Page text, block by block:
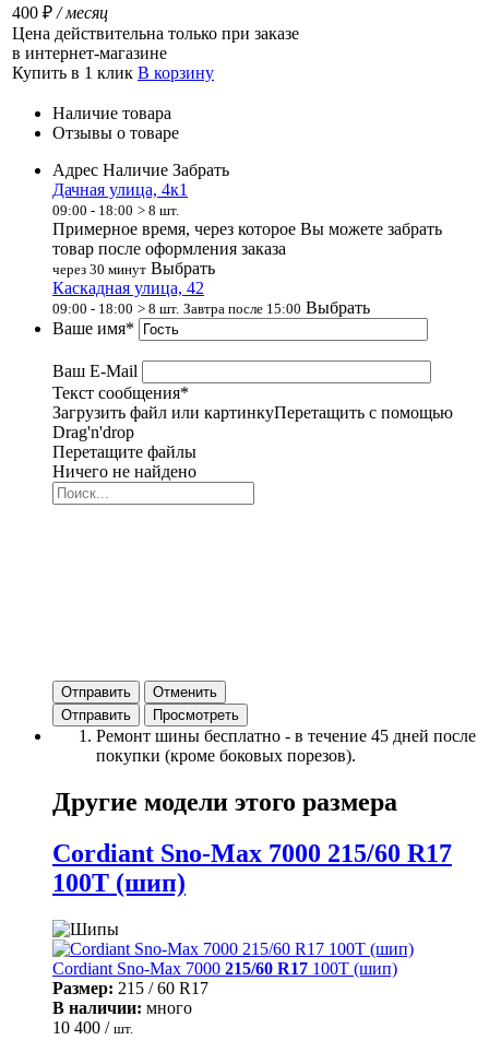
400 ₽ / месяц
Цена действительна только при заказе
в интернет-магазине
Купить в 1 клик В корзину
Наличие товара
Отзывы о товаре
Адрес Наличие Забрать
Дачная улица, 4к1
09:00 - 18:00 > 8 шт.
Примерное время, через которое Вы можете забрать
товар после оформления заказа
через 30 минут Выбрать
Каскадная улица, 42
09:00 - 18:00 > 8 шт. Завтра после 15:00 Выбрать
Ваше имя*
Ваш E-Mail
Текст сообщения*
Загрузить файл или картинкуПеретащить с помощью
Drag'n'drop
Перетащите файлы
Ничего не найдено
Отправить Отменить
Ремонт шины бесплатно - в течение 45 дней после
покупки (кроме боковых порезов).
Другие модели этого размера
Cordiant Sno-Max 7000 215/60 R17
100T (шип)
Cordiant Sno-Max 7000 215/60 R17 100T (шип)
Размер: 215 / 60 R17
В наличии: много
10 400 / шт.